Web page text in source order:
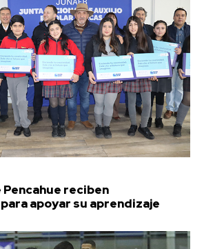
reciben
apoyar su aprendizaje